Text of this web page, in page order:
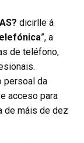
dicirlle á
”, a
de teléfono,
persoal da
acceso para
de máis de dez